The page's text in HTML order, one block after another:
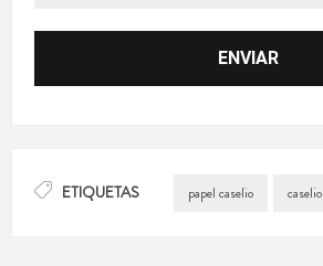
ETIQUETAS papel caselio caselio